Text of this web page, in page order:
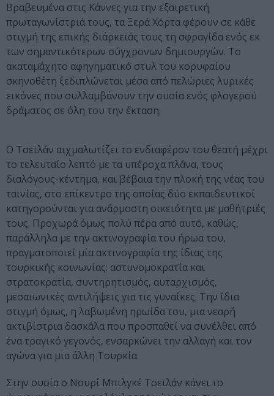
Βραβευμένα στις Κάννες για την εξαιρετική
πρωταγωνίστριά τους, τα Ξερά Χόρτα φέρουν σε κάθε
στιγμή της επικής διάρκειάς τους τη σφραγίδα ενός εκ
των σημαντικότερων σύγχρονων δημιουργών. Το
ακαταμάχητο αφηγηματικό στυλ του κορυφαίου
σκηνοθέτη ξεδιπλώνεται μέσα από πελώριες λυρικές
εικόνες που συλλαμβάνουν την ουσία ενός φλογερού
δράματος σε όλη του την έκταση.
Ο Τσεϊλάν αιχμαλωτίζει το ενδιαφέρον του θεατή μέχρι
το τελευταίο λεπτό με τα υπέροχα πλάνα, τους
διαλόγους-κέντημα, και βέβαια την πλοκή της νέας του
ταινίας, στο επίκεντρο της οποίας δύο εκπαιδευτικοί
κατηγορούνται για ανάρμοστη οικειότητα με μαθήτριές
τους. Προχωρά όμως πολύ πέρα από αυτό, καθώς,
παράλληλα με την ακτινογραφία του ήρωα του,
πραγματοποιεί μία ακτινογραφία της ίδιας της
τουρκικής κοινωνίας: αστυνομοκρατία και
στρατοκρατία, συντηρητισμός, αυταρχισμός,
μεσαιωνικές αντιλήψεις για τις γυναίκες. Την ίδια
στιγμή όμως, η λαβωμένη ηρωίδα του, μια νεαρή
ακτιβίστρια δασκάλα που προσπαθεί να συνέλθει από
ένα τραγικό γεγονός, ενσαρκώνει την αλλαγή και τον
αγώνα για μια άλλη Τουρκία.
Στην ουσία ο Νουρί Μπιλγκέ Τσεϊλάν κάνει το